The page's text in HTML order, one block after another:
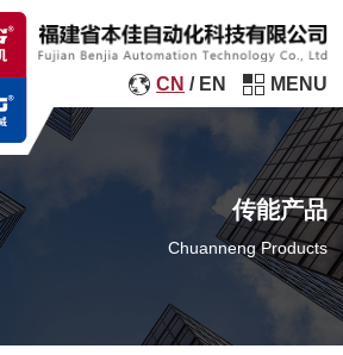
CN / EN MENU
传能产品
Chuanneng Products